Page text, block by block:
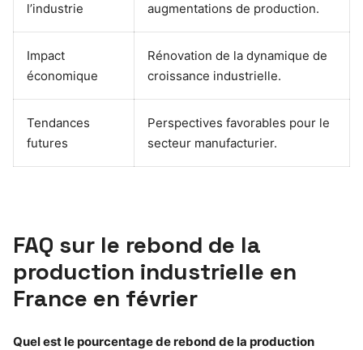
l’industrie
augmentations de production.
Impact
économique
Rénovation de la dynamique de
croissance industrielle.
Tendances
futures
Perspectives favorables pour le
secteur manufacturier.
FAQ sur le rebond de la
production industrielle en
France en février
Quel est le pourcentage de rebond de la production